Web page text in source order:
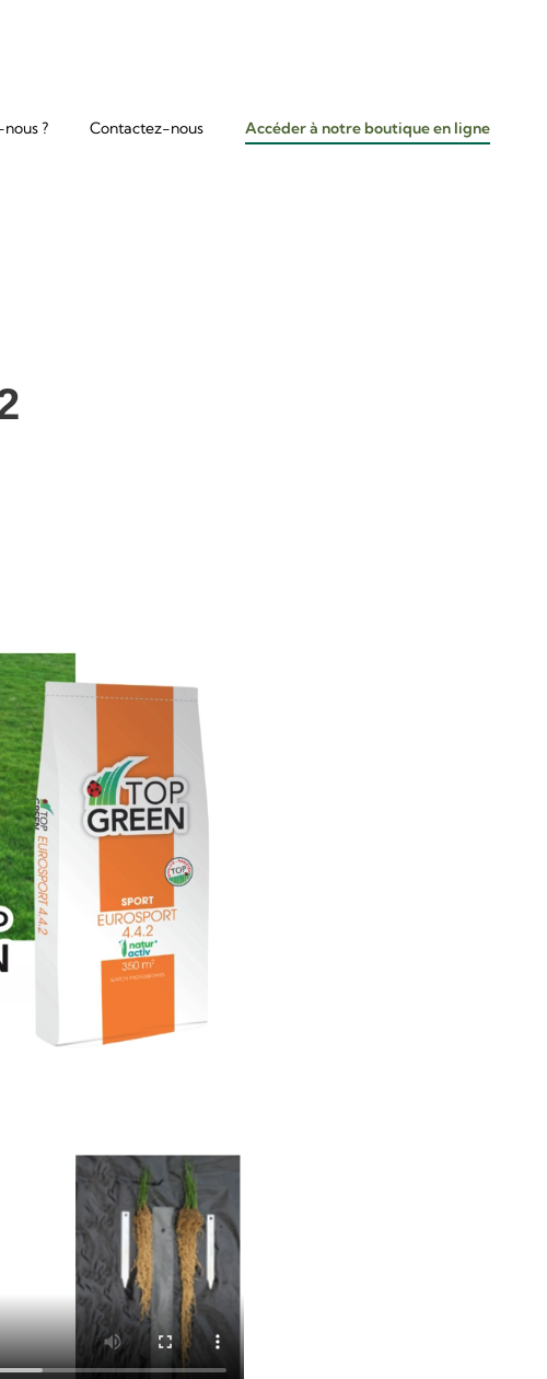
? Contactez-nous Accéder à notre boutique en ligne